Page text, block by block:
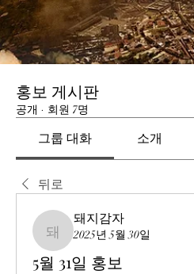
홍보 게시판
공개 · 회원 7명
그룹 대화 소개
뒤로
돼지감자
돼지감자
2025년 5월 30일
5월 31일 홍보